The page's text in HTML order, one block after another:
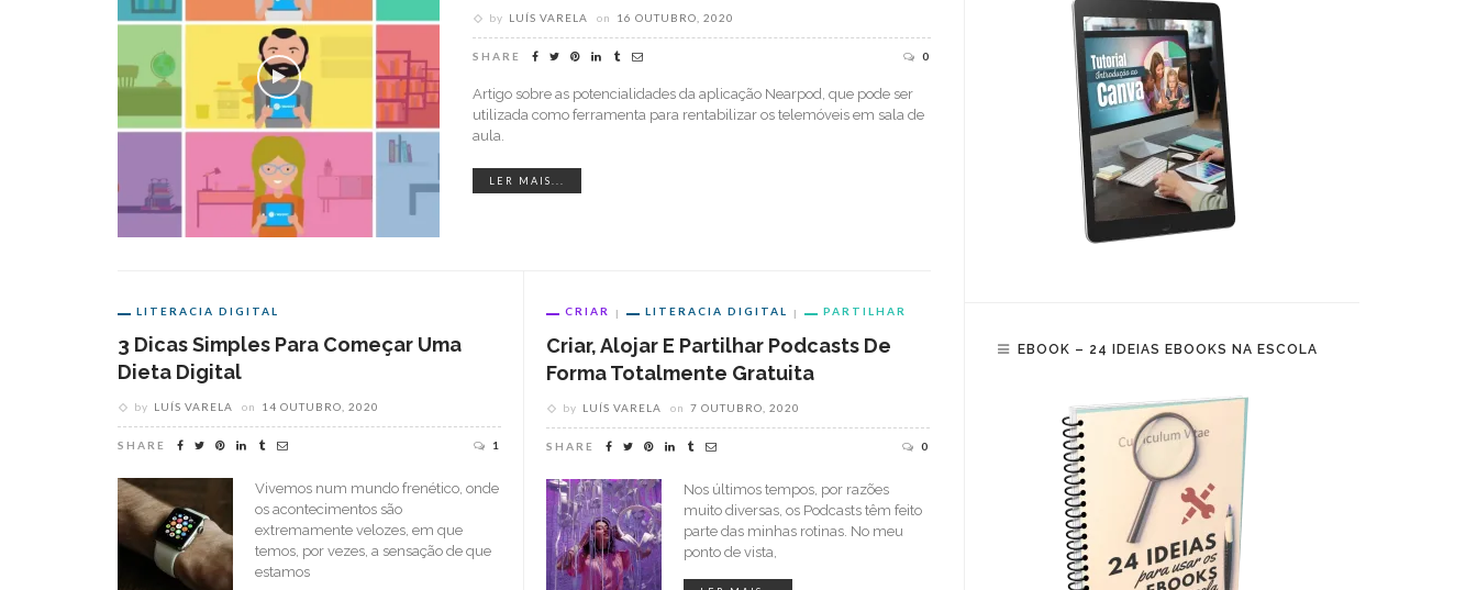
by LUÍS VARELA on 16 OUTUBRO, 2020
SHARE 0
Artigo sobre as potencialidades da aplicação Nearpod, que pode ser
utilizada como ferramenta para rentabilizar os telemóveis em sala de
aula.
LER MAIS...
LITERACIA DIGITAL
3 Dicas Simples Para Começar Uma
Dieta Digital
by LUÍS VARELA on 14 OUTUBRO, 2020
SHARE 1
Vivemos num mundo frenético, onde
os acontecimentos são
extremamente velozes, em que
temos, por vezes, a sensação de que
estamos
CRIAR LITERACIA DIGITAL PARTILHAR
Criar, Alojar E Partilhar Podcasts De
Forma Totalmente Gratuita
by LUÍS VARELA on 7 OUTUBRO, 2020
SHARE 0
Nos últimos tempos, por razões
muito diversas, os Podcasts têm feito
parte das minhas rotinas. No meu
ponto de vista,
EBOOK – 24 IDEIAS EBOOKS NA ESCOLA